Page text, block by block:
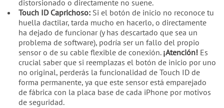
distorsionado o directamente no suene.
Touch ID Caprichoso:Si el botón de inicio no reconoce tu
huella dactilar, tarda mucho en hacerlo, o directamente
ha dejado de funcionar (y has descartado que sea un
problema de software), podría ser un fallo del propio
sensor o de su cable flexible de conexión. ¡Atención!Es
crucial saber que si reemplazas el botón de inicio por uno
no original, perderás la funcionalidad de Touch ID de
forma permanente, ya que este sensor está emparejado
de fábrica con la placa base de cada iPhone por motivos
de seguridad.